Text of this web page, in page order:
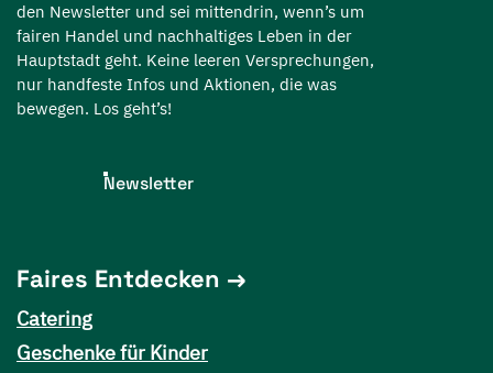
den Newsletter und sei mittendrin, wenn’s um
fairen Handel und nachhaltiges Leben in der
Hauptstadt geht. Keine leeren Versprechungen,
nur handfeste Infos und Aktionen, die was
bewegen. Los geht’s!
Newsletter
Faires Entdecken
Catering
Geschenke für Kinder